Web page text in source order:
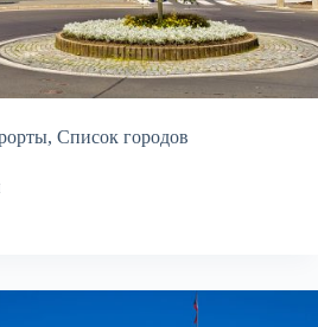
, Список городов